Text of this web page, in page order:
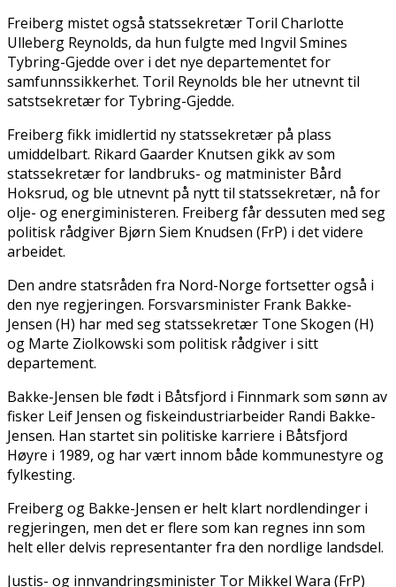
Freiberg mistet også statssekretær Toril Charlotte
Ulleberg Reynolds, da hun fulgte med Ingvil Smines
Tybring-Gjedde over i det nye departementet for
samfunnssikkerhet. Toril Reynolds ble her utnevnt til
satstsekretær for Tybring-Gjedde.
Freiberg fikk imidlertid ny statssekretær på plass
umiddelbart. Rikard Gaarder Knutsen gikk av som
statssekretær for landbruks- og matminister Bård
Hoksrud, og ble utnevnt på nytt til statssekretær, nå for
olje- og energiministeren. Freiberg får dessuten med seg
politisk rådgiver Bjørn Siem Knudsen (FrP) i det videre
arbeidet.
Den andre statsråden fra Nord-Norge fortsetter også i
den nye regjeringen. Forsvarsminister Frank Bakke-
Jensen (H) har med seg statssekretær Tone Skogen (H)
og Marte Ziolkowski som politisk rådgiver i sitt
departement.
Bakke-Jensen ble født i Båtsfjord i Finnmark som sønn av
fisker Leif Jensen og fiskeindustriarbeider Randi Bakke-
Jensen. Han startet sin politiske karriere i Båtsfjord
Høyre i 1989, og har vært innom både kommunestyre og
fylkesting.
Freiberg og Bakke-Jensen er helt klart nordlendinger i
regjeringen, men det er flere som kan regnes inn som
helt eller delvis representanter fra den nordlige landsdel.
Justis- og innvandringsminister Tor Mikkel Wara (FrP)